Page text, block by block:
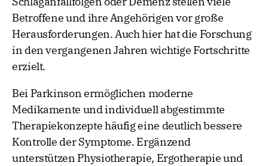
Betroffene und ihre Angehörigen vor große
Herausforderungen. Auch hier hat die Forschung
in den vergangenen Jahren wichtige Fortschritte
erzielt.
Bei Parkinson ermöglichen moderne
Medikamente und individuell abgestimmte
Therapiekonzepte häufig eine deutlich bessere
Kontrolle der Symptome. Ergänzend
unterstützen Physiotherapie, Ergotherapie und